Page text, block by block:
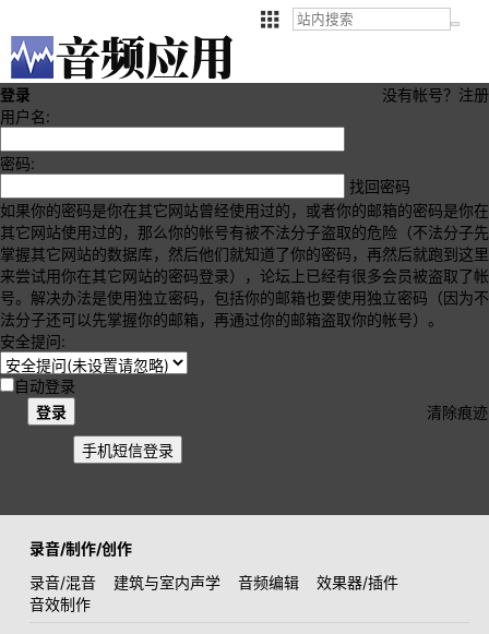
没有帐号？ 注册
登录
用户名:
密码:
找回密码
如果你的密码是你在其它网站曾经使用过的，或者你的邮箱的密码是你在
其它网站使用过的，那么你的帐号有被不法分子盗取的危险（不法分子先
掌握其它网站的数据库，然后他们就知道了你的密码，再然后就跑到这里
来尝试用你在其它网站的密码登录），论坛上已经有很多会员被盗取了帐
号。解决办法是使用独立密码，包括你的邮箱也要使用独立密码（因为不
法分子还可以先掌握你的邮箱，再通过你的邮箱盗取你的帐号）。
安全提问:
自动登录
登录
清除痕迹
手机短信登录
录音/制作/创作
录音/混音
建筑与室内声学 音频编辑
效果器/插件
音效制作